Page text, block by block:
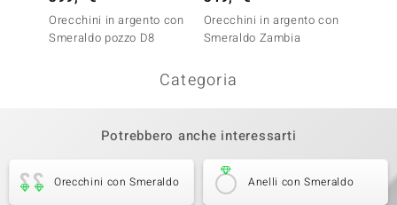
Orecchini in argento con
Smeraldo pozzo D8
Orecchini in argento con
Smeraldo Zambia
Categoria
Potrebbero anche interessarti
Orecchini con Smeraldo Anelli con Smeraldo